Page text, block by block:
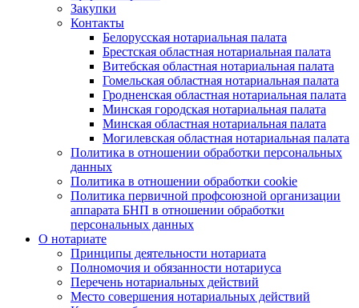
Закупки
Контакты
Белорусская нотариальная палата
Брестская областная нотариальная палата
Витебская областная нотариальная палата
Гомельская областная нотариальная палата
Гродненская областная нотариальная палата
Минская городская нотариальная палата
Минская областная нотариальная палата
Могилевская областная нотариальная палата
Политика в отношении обработки персональных
данных
Политика в отношении обработки cookie
Политика первичной профсоюзной организации
аппарата БНП в отношении обработки
персональных данных
О нотариате
Принципы деятельности нотариата
Полномочия и обязанности нотариуса
Перечень нотариальных действий
Место совершения нотариальных действий